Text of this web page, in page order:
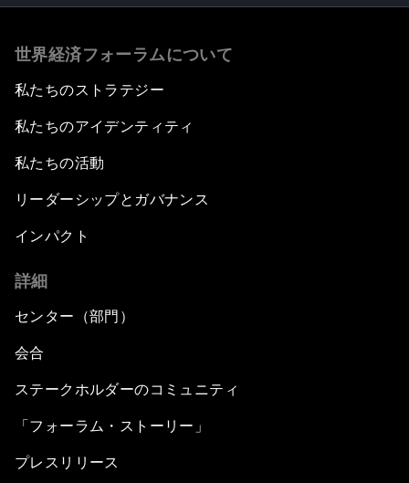
世界経済フォーラムについて
私たちのストラテジー
私たちのアイデンティティ
私たちの活動
リーダーシップとガバナンス
インパクト
詳細
センター（部門）
会合
ステークホルダーのコミュニティ
「フォーラム・ストーリー」
プレスリリース